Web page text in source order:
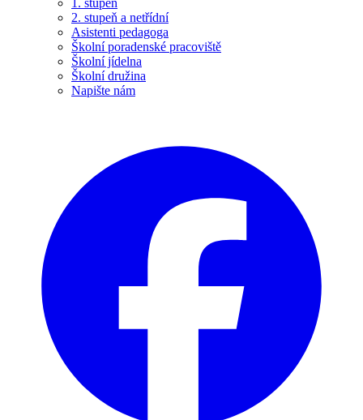
1. stupeň
2. stupeň a netřídní
Asistenti pedagoga
Školní poradenské pracoviště
Školní jídelna
Školní družina
Napište nám